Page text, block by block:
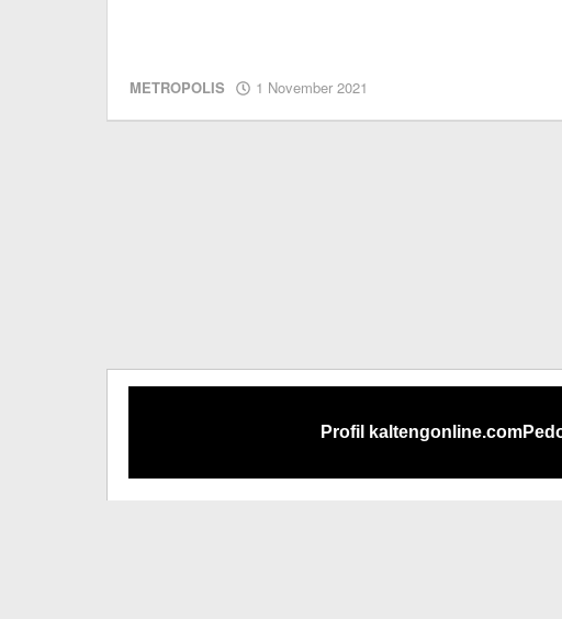
METROPOLIS 1 November 2021
Profil kaltengonline.com